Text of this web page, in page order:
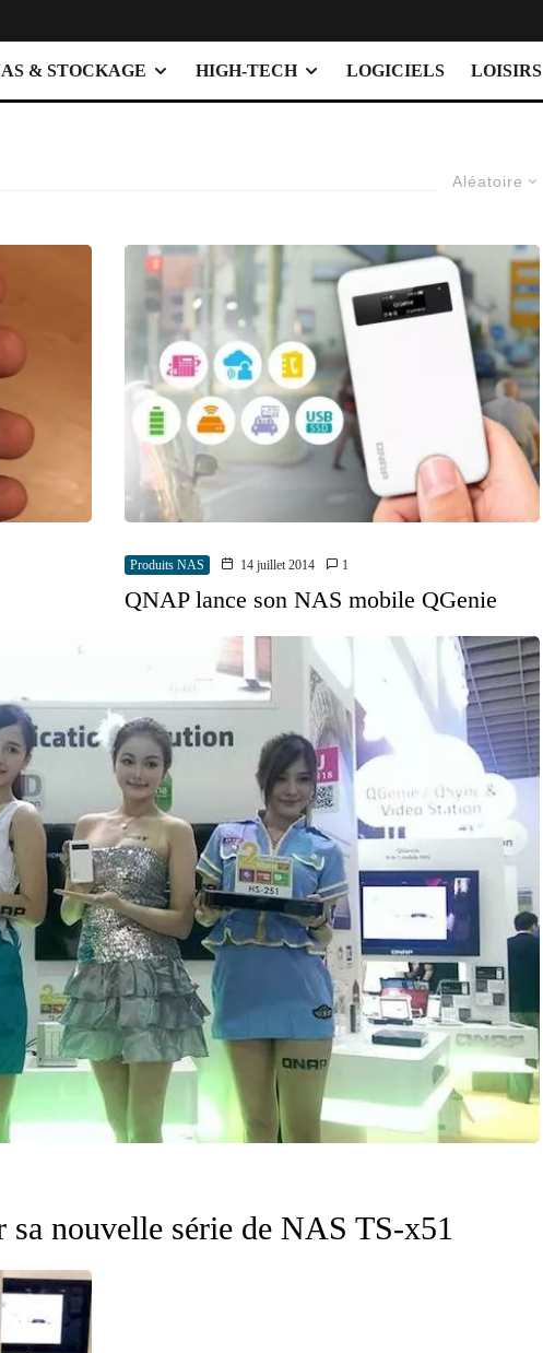
& STOCKAGE HIGH-TECH LOGICIELS LOISIRS
Aléatoire
Produits NAS 14 juillet 2014 1
QNAP lance son NAS mobile QGenie
nouvelle série de NAS TS-x51